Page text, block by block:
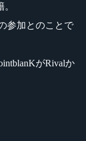
参加とのことで
がRivalか